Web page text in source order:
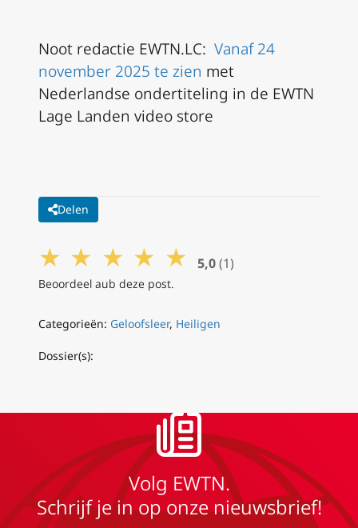
Noot redactie EWTN.LC: Vanaf 24
november 2025 te zien met
Nederlandse ondertiteling in de EWTN
Lage Landen video store
Delen
★ ★ ★ ★ ★ 5,0 (1)
Beoordeel aub deze post.
Categorieën: Geloofsleer, Heiligen
Dossier(s):
Volg EWTN.
Schrijf je in op onze nieuwsbrief!